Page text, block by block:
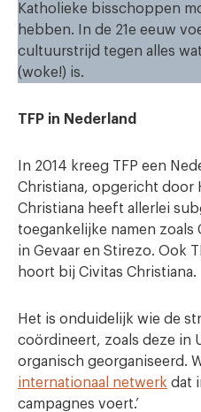
Katholieke bisschoppen
hebben. In de 21e eeuw
cultuurstrijd tegen alles
(woke!) is.
TFP in Nederland
In 2014 kreeg TFP een
Christiana, opgericht door
Christiana heeft allerlei
toegankelijke namen zoals
in Gevaar en Stirezo. Ook
hoort bij Civitas Christiana.
Het is onduidelijk wie de
coördineert, zoals deze in
organisch georganiseerd.
internationaal netwerk dat
campagnes voert.’